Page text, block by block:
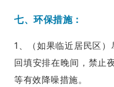
七、环保措施：
1、（如果临近居民区
回填安排在晚间，禁止
等有效降噪措施。